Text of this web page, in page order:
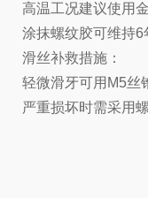
高温工况建议使用
涂抹螺纹胶可维持6
滑丝补救措施：
轻微滑牙可用M5丝
严重损坏时需采用